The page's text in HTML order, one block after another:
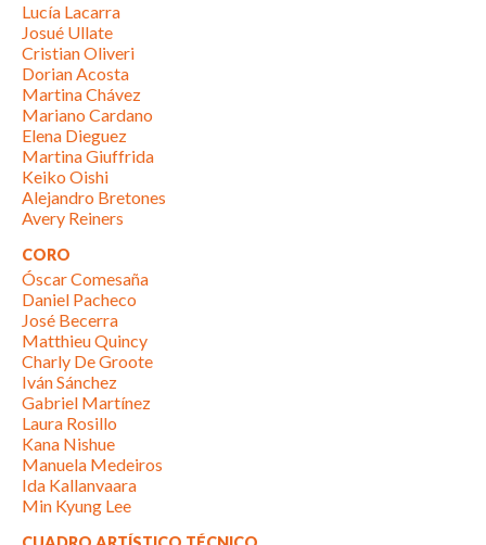
Lucía Lacarra
Josué Ullate
Cristian Oliveri
Dorian Acosta
Martina Chávez
Mariano Cardano
Elena Dieguez
Martina Giuffrida
Keiko Oishi
Alejandro Bretones
Avery Reiners
CORO
Óscar Comesaña
Daniel Pacheco
José Becerra
Matthieu Quincy
Charly De Groote
Iván Sánchez
Gabriel Martínez
Laura Rosillo
Kana Nishue
Manuela Medeiros
Ida Kallanvaara
Min Kyung Lee